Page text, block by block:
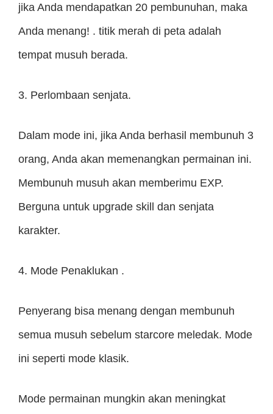
jika Anda mendapatkan 20 pembunuhan, maka
Anda menang! . titik merah di peta adalah
tempat musuh berada.
3. Perlombaan senjata.
Dalam mode ini, jika Anda berhasil membunuh 3
orang, Anda akan memenangkan permainan ini.
Membunuh musuh akan memberimu EXP.
Berguna untuk upgrade skill dan senjata
karakter.
4. Mode Penaklukan .
Penyerang bisa menang dengan membunuh
semua musuh sebelum starcore meledak. Mode
ini seperti mode klasik.
Mode permainan mungkin akan meningkat